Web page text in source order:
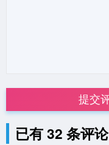
提交
已有 32 条评论